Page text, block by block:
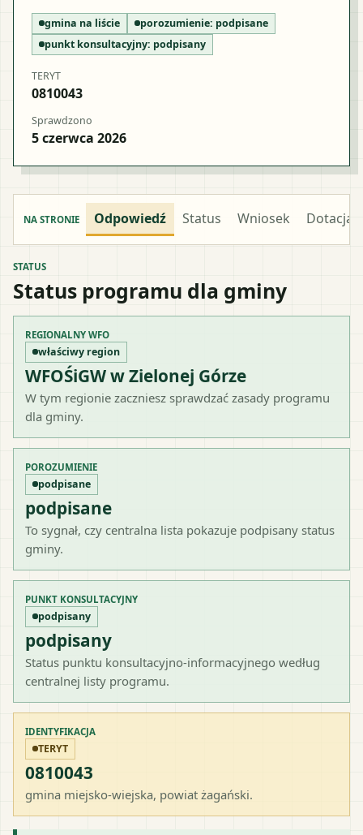
gmina na liście porozumienie: podpisane
punkt konsultacyjny: podpisany
TERYT
0810043
Sprawdzono
5 czerwca 2026
NA STRONIE Odpowiedź Status Wniosek Dotacja
STATUS
Status programu dla gminy
REGIONALNY WFO
właściwy region
WFOŚiGW w Zielonej Górze
W tym regionie zaczniesz sprawdzać zasady programu
dla gminy.
POROZUMIENIE
podpisane
podpisane
To sygnał, czy centralna lista pokazuje podpisany status
gminy.
PUNKT KONSULTACYJNY
podpisany
podpisany
Status punktu konsultacyjno-informacyjnego według
centralnej listy programu.
IDENTYFIKACJA
TERYT
0810043
gmina miejsko-wiejska, powiat żagański.